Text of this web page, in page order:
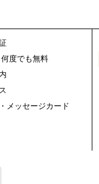
度でも無料
メッセージカード